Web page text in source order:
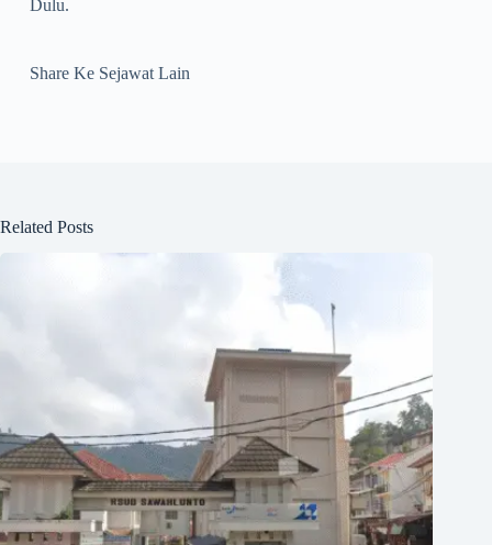
Dulu.
Share Ke Sejawat Lain
Related Posts